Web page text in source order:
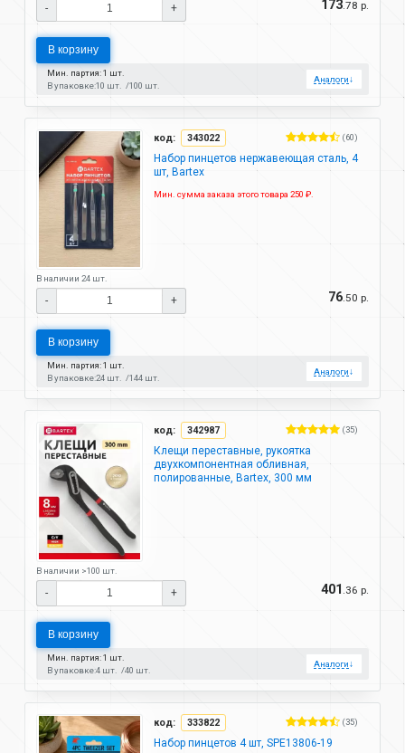
- + 173 .78 р.
В корзину
Мин. партия: 1 шт.
В упаковке:10 шт. 100 шт.
Аналоги↓
код: 343022 (60)
Набор пинцетов нержавеющая сталь, 4
шт, Bartex
Мин. сумма заказа этого товара 250 ₽.
В наличии 24 шт.
- + 76 .50 р.
В корзину
Мин. партия: 1 шт.
В упаковке:24 шт. 144 шт.
Аналоги↓
код: 342987 (35)
Клещи переставные, рукоятка
двухкомпонентная обливная,
полированные, Bartex, 300 мм
В наличии >100 шт.
- + 401 .36 р.
В корзину
Мин. партия: 1 шт.
В упаковке:4 шт. 40 шт.
Аналоги↓
код: 333822 (35)
Набор пинцетов 4 шт, SPE13806-19